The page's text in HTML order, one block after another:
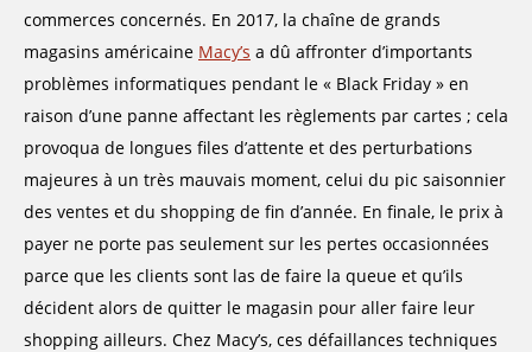
commerces concernés. En 2017, la chaîne de grands
magasins américaine Macy’s a dû affronter d’importants
problèmes informatiques pendant le « Black Friday » en
raison d’une panne affectant les règlements par cartes ; cela
provoqua de longues files d’attente et des perturbations
majeures à un très mauvais moment, celui du pic saisonnier
des ventes et du shopping de fin d’année. En finale, le prix à
payer ne porte pas seulement sur les pertes occasionnées
parce que les clients sont las de faire la queue et qu’ils
décident alors de quitter le magasin pour aller faire leur
shopping ailleurs. Chez Macy’s, ces défaillances techniques